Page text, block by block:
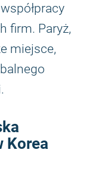
firm. Paryż,
miejsce,
Korea